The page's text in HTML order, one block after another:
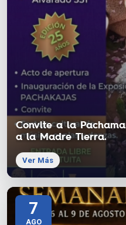
Convite a la
a la Madre Tierra.
Ver Más
7
AGO